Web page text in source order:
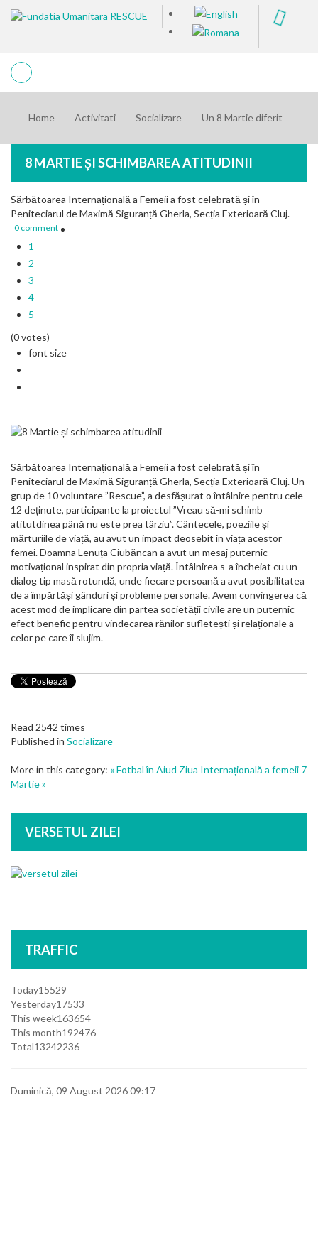
Home Activitati Socializare Un 8 Martie diferit
8 MARTIE ȘI SCHIMBAREA ATITUDINII
Sărbătoarea Internațională a Femeii a fost celebrată și în
Peniteciarul de Maximă Siguranță Gherla, Secția Exterioară Cluj.
0 comment
1
2
3
4
5
(0 votes)
font size
Sărbătoarea Internațională a Femeii a fost celebrată și în
Peniteciarul de Maximă Siguranță Gherla, Secția Exterioară Cluj. Un
grup de 10 voluntare ”Rescue”, a desfășurat o întâlnire pentru cele
12 deținute, participante la proiectul ”Vreau să-mi schimb
atitutdinea până nu este prea târziu”. Cântecele, poeziile și
mărturiile de viață, au avut un impact deosebit în viața acestor
femei. Doamna Lenuța Ciubăncan a avut un mesaj puternic
motivațional inspirat din propria viață. Întâlnirea s-a încheiat cu un
dialog tip masă rotundă, unde fiecare persoană a avut posibilitatea
de a împărtăși gânduri și probleme personale. Avem convingerea că
acest mod de implicare din partea societății civile are un puternic
efect benefic pentru vindecarea rănilor sufletești și relaționale a
celor pe care îi slujim.
Read 2542 times
Published in Socializare
More in this category: « Fotbal în Aiud Ziua Internațională a femeii 7
Martie »
VERSETUL ZILEI
TRAFFIC
Today15529
Yesterday17533
This week163654
This month192476
Total13242236
Duminică, 09 August 2026 09:17